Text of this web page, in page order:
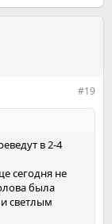
#19
в 2-4
сегодня не
была
светлым